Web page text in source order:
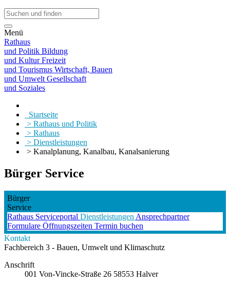
Menü
Rathaus
und Politik Bildung
und KulturFreizeit
und Tourismus Wirtschaft, Bauen
und Umwelt Gesellschaft
und Soziales
Startseite
> Rathaus und Politik
> Rathaus
> Dienstleistungen
> Kanalplanung, Kanalbau, Kanalsanierung
Bürger Service
Bürger
Service
Rathaus Serviceportal Dienstleistungen Ansprechpartner
Formulare Öffnungszeiten Termin buchen
Kontakt
Fachbereich 3 - Bauen, Umwelt und Klimaschutz
Anschrift
001 Von-Vincke-Straße 26 58553 Halver